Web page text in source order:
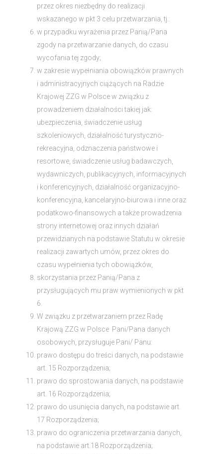
przez okres niezbędny do realizacji
wskazanego w pkt 3 celu przetwarzania, tj.:
w przypadku wyrażenia przez Panią/Pana
zgody na przetwarzanie danych, do czasu
wycofania tej zgody;
w zakresie wypełniania obowiązków prawnych
i administracyjnych ciążących na Radzie
Krajowej ZZG w Polsce w związku z
prowadzeniem działalności takiej jak:
ubezpieczenia, świadczenie usług
szkoleniowych, działalność turystyczno-
rekreacyjna, odznaczenia państwowe i
resortowe, świadczenie usług badawczych,
wydawniczych, publikacyjnych, informacyjnych
i konferencyjnych, działalność organizacyjno-
konferencyjna, kancelaryjno-biurowa i inne oraz
podatkowo-finansowych a także prowadzenia
strony internetowej oraz innych działań
przewidzianych na podstawie Statutu w okresie
realizacji zawartych umów, przez okres do
czasu wypełnienia tych obowiązków,
skorzystania przez Panią/Pana z
przysługujących mu praw wymienionych w pkt
6.
W związku z przetwarzaniem przez Radę
Krajową ZZG w Polsce Pani/Pana danych
osobowych, przysługuje Pani/ Panu:
prawo dostępu do treści danych, na podstawie
art. 15 Rozporządzenia;
prawo do sprostowania danych, na podstawie
art. 16 Rozporządzenia;
prawo do usunięcia danych, na podstawie art.
17 Rozporządzenia;
prawo do ograniczenia przetwarzania danych,
na podstawie art.18 Rozporządzenia;